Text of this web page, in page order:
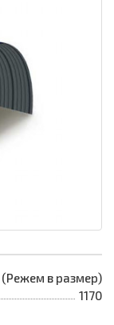
(Режем в размер)
1170